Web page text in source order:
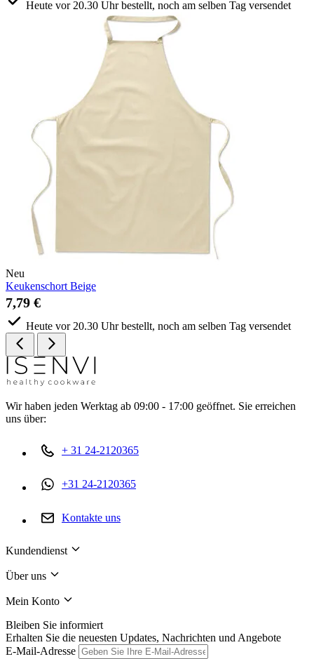
Heute vor 20.30 Uhr bestellt, noch am selben Tag versendet
Neu
Keukenschort Beige
7,79 €
Heute vor 20.30 Uhr bestellt, noch am selben Tag versendet
Wir haben jeden Werktag ab 09:00 - 17:00 geöffnet. Sie erreichen
uns über:
+ 31 24-2120365
+31 24-2120365
Kontakte uns
Kundendienst
Über uns
Mein Konto
Bleiben Sie informiert
Erhalten Sie die neuesten Updates, Nachrichten und Angebote
E-Mail-Adresse